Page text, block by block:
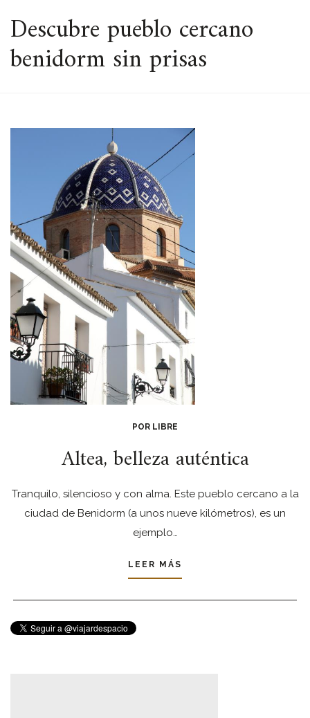
ESPACIO
Descubre pueblo cercano
benidorm sin prisas
POR LIBRE
Altea, belleza auténtica
Tranquilo, silencioso y con alma. Este pueblo cercano a la
ciudad de Benidorm (a unos nueve kilómetros), es un
ejemplo…
LEER MÁS